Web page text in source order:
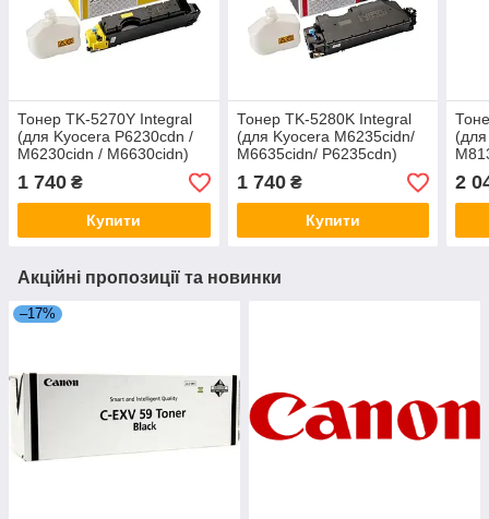
Тонер TK-5270Y Integral
(для Kyocera P6230cdn /
M6230cidn / M6630cidn)
1 740 ₴
Купити
Тонер TK-5280K Integral
(для Kyocera M6235cidn/
M6635cidn/ P6235cdn)
1 740₴
Купити
2
Акційні пропозиції та новинки
–17%